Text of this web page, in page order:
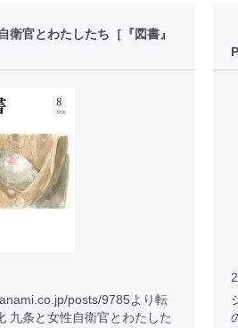
衛官とわたしたち［『図書』
posts/9785より転
条と女性自衛官とわたした